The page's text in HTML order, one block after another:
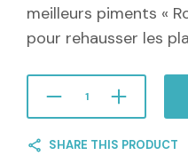
meilleurs piments «
pour rehausser les
SHARE THIS PRODUCT